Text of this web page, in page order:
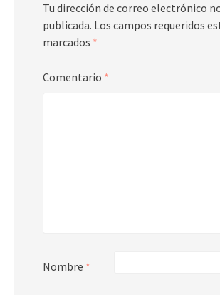
Tu dirección de correo electrónico
publicada. Los campos requeridos
marcados *
Comentario *
Nombre *